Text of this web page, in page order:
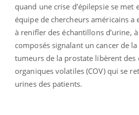
quand une crise d’épilepsie se met
équipe de chercheurs américains a
à renifler des échantillons d’urine,
composés signalant un cancer de
tumeurs de la prostate libèrent des
organiques volatiles (COV) qui se
urines des patients.